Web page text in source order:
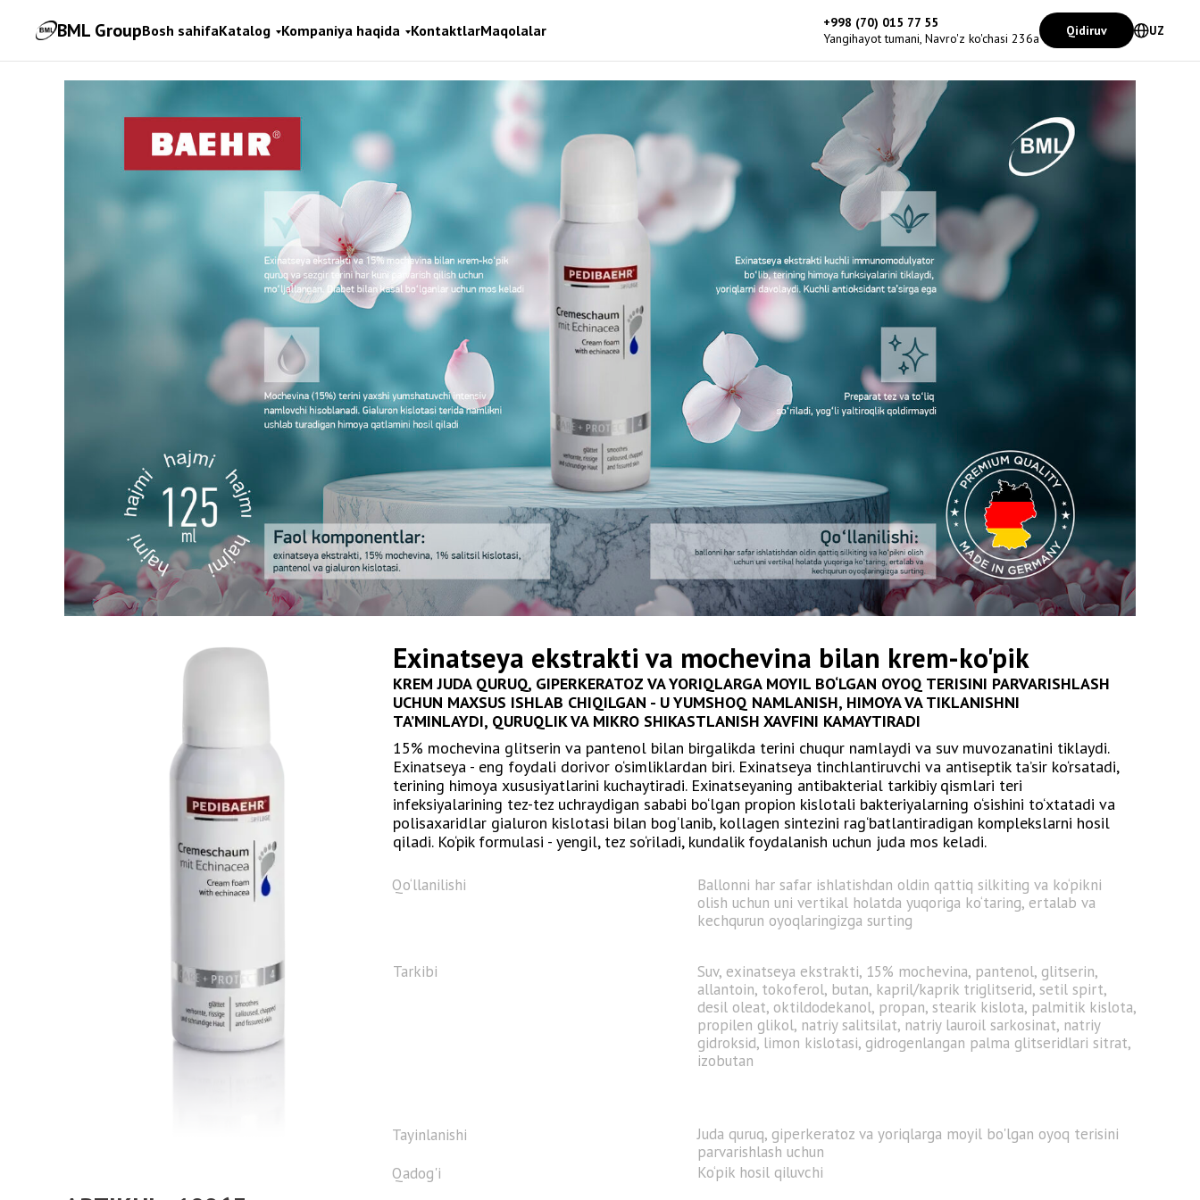
15% mochevina glitserin va pantenol bilan birgalikda terini chuqur namlaydi va suv muvozanatini tiklaydi.
Exinatseya - eng foydali dorivor o‘simliklardan biri. Exinatseya tinchlantiruvchi va antiseptik ta’sir ko‘rsatadi,
terining himoya xususiyatlarini kuchaytiradi. Exinatseyaning antibakterial tarkibiy qismlari teri
infeksiyalarining tez-tez uchraydigan sababi bo‘lgan propion kislotali bakteriyalarning o‘sishini to‘xtatadi va
polisaxaridlar gialuron kislotasi bilan bog‘lanib, kollagen sintezini rag‘batlantiradigan komplekslarni hosil
qiladi. Ko‘pik formulasi - yengil, tez so‘riladi, kundalik foydalanish uchun juda mos keladi.
Qo‘llanilishi
Ballonni har safar ishlatishdan oldin qattiq silkiting va ko‘pikni
olish uchun uni vertikal holatda yuqoriga ko‘taring, ertalab va
kechqurun oyoqlaringizga surting
Juda quruq, giperkeratoz va yoriqlarga moyil bo'lgan oyoq terisini
parvarishlash uchun
Suv, exinatseya ekstrakti, 15% mochevina, pantenol, glitserin,
allantoin, tokoferol, butan, kapril/kaprik triglitserid, setil spirt,
desil oleat, oktildodekanol, propan, stearik kislota, palmitik kislota,
propilen glikol, natriy salitsilat, natriy lauroil sarkosinat, natriy
gidroksid, limon kislotasi, gidrogenlangan palma glitseridlari sitrat,
izobutan
Exinatseya ekstrakti va mochevina bilan krem-ko'pik
KREM JUDA QURUQ, GIPERKERATOZ VA YORIQLARGA MOYIL BO‘LGAN OYOQ TERISINI PARVARISHLASH
UCHUN MAXSUS ISHLAB CHIQILGAN - U YUMSHOQ NAMLANISH, HIMOYA VA TIKLANISHNI
TA’MINLAYDI, QURUQLIK VA MIKRO SHIKASTLANISH XAVFINI KAMAYTIRADI
Tarkibi
Tayinlanishi
Qadog'i
Ko‘pik hosil qiluvchi
BML GroupBosh sahifaKatalog Kompaniya haqida KontaktlarMaqolalar
+998 (70) 015 77 55
Yangihayot tumani, Navro'z ko'chasi 236a
Qidiruv UZ